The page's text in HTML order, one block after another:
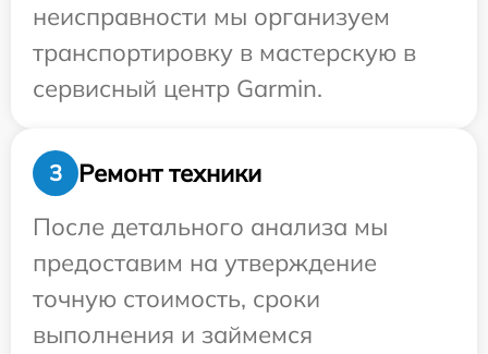
неисправности мы организуем
транспортировку в мастерскую в
сервисный центр Garmin.
3
Ремонт техники
После детального анализа мы
предоставим на утверждение
точную стоимость, сроки
выполнения и займемся